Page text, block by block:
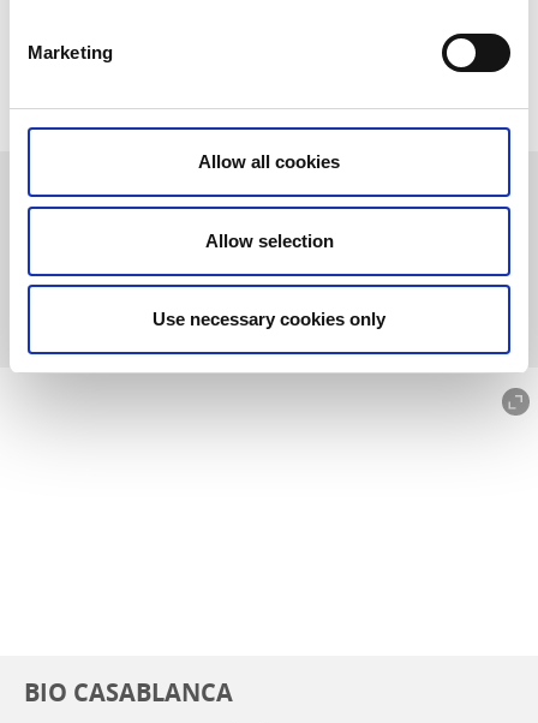
Marketing
Allow all cookies
Allow selection
Use necessary cookies only
EVENEMANG
Se alla aktuella evenemang runt Karlsborg med omnejd i vår
TILL ALLA EVENEMANG
BIO CASABLANCA